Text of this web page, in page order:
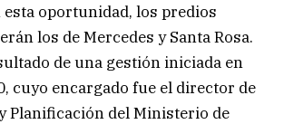
oportunidad, los predios
los de Mercedes y Santa Rosa.
de una gestión iniciada en
cuyo encargado fue el director de
Planificación del Ministerio de